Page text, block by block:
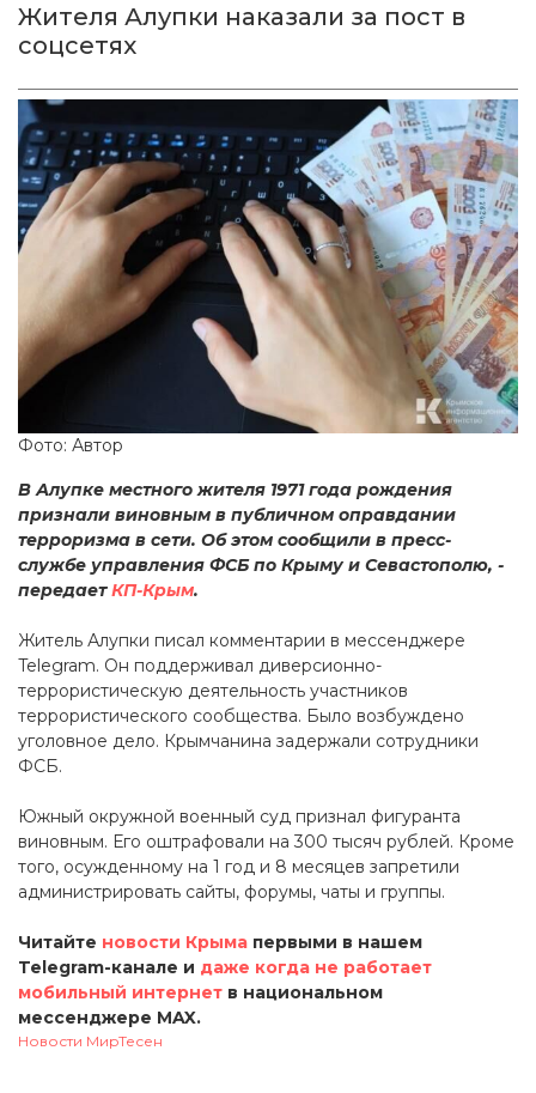
Жителя Алупки наказали за пост в
соцсетях
Фото: Автор
В Алупке местного жителя 1971 года рождения
признали виновным в публичном оправдании
терроризма в сети. Об этом сообщили в пресс-
службе управления ФСБ по Крыму и Севастополю, -
передаетКП-Крым.
Житель Алупки писал комментарии в мессенджере
Telegram. Он поддерживал диверсионно-
террористическую деятельность участников
террористического сообщества. Было возбуждено
уголовное дело. Крымчанина задержали сотрудники
ФСБ.
Южный окружной военный суд признал фигуранта
виновным. Его оштрафовали на 300 тысяч рублей. Кроме
того, осужденному на 1 год и 8 месяцев запретили
администрировать сайты, форумы, чаты и группы.
Читайте новости Крыма первыми в нашем
Telegram-канале и даже когда не работает
мобильный интернет в национальном
мессенджере MAX.
Новости МирТесен